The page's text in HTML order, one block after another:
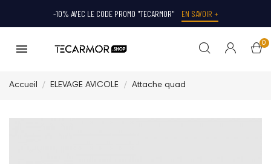
-10% AVEC LE CODE PROMO "TECARMOR" EN SAVOIR +
0
Accueil ELEVAGE AVICOLE Attache quad